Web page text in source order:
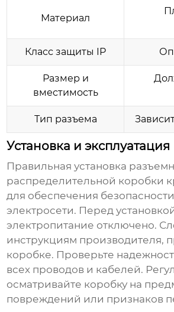
Материал
Класс защиты IP
Размер и
вместимость
Тип разъема
Установка и эксплуатация
Правильная установка
распределительной коробки
для обеспечения
электросети. Перед
электропитание отключено.
инструкциям производителя,
коробке. Проверьте
всех проводов и кабелей.
осматривайте коробку на
повреждений или признаков